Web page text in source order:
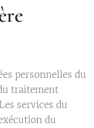
personnelles du
traitement
services du
du